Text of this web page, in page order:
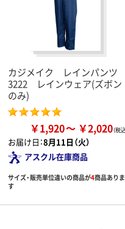
カジメイク レインパンツ
3222 レインウェア(ズボン
のみ)
￥1,920 ￥2,020
お届け日：8月11日（火）
アスクル在庫商品
サイズ・販売単位違いの商品が4商品ありま
す